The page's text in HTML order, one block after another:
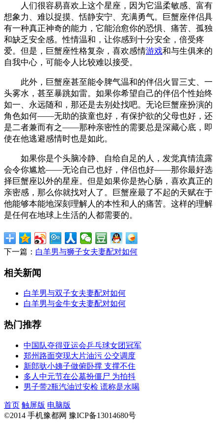
人们很容易喜欢上这个星座，因为它温柔敏感、富有
想象力、难以捉摸、恬静安宁、充满勇气。巨蟹座伴侣具
有一种真正神奇的能力，它能治愈你的恐惧、痛苦、孤独
和缺乏安全感。性情温和，让你感到十分安全，倍受疼
爱。但是，巨蟹座性格复杂，喜欢感情游戏和与生俱来的
自我中心，可能令人比较难以接受。
此外，巨蟹座甚至能令脾气温和的伴侣火冒三丈、一
头雾水，甚至暴跳如雷。如果你希望自己的伴侣个性始终
如一、永远随和，那还是去别处找吧。无论巨蟹座扮演的
角色如何——无助的孩童也好，有保护欲的父母也好，还
是二者兼而有之——那种亲密性的需要总是深藏心底，即
使在他逃避感情时也是如此。
如果你是个头脑冷静、自给自足的人，发觉真情流露
会令你尴尬——无论自己也好，伴侣也好——那你最好选
择巨蟹座以外的星座。但是如果你是热心肠，喜欢真正的
亲密感，那么你就找对人了。巨蟹座最了不起的天赋在于
他能够本能地深刻理解人的本性和人的痛苦。这样的理解
是任何在地球上生活的人都需要的。
下一篇： 白羊男与狮子女夫妻配对如何
相关新闻
白羊男与双子女夫妻配对如何
白羊男与金牛女夫妻配对如何
热门推荐
中国队夺得亚运会乒乓球女团冠军
郑州路面突现大片油污 公交调度
新郎驮小姨子做俯卧撑 支撑不住
多人中元节在公墓扮僵尸 为拍抖
男子带2瓶汽油过安检 谎称是水喝
首页 触屏版 电脑版
©2014 手机豫都网 豫ICP备13014680号